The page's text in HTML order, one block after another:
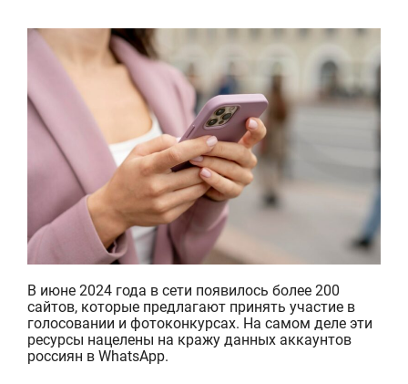
В июне 2024 года в сети появилось более 200
сайтов, которые предлагают принять участие в
голосовании и фотоконкурсах. На самом деле эти
ресурсы нацелены на кражу данных аккаунтов
россиян в WhatsApp.